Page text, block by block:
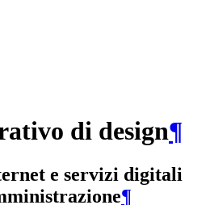
di design¶
e servizi digitali
¶